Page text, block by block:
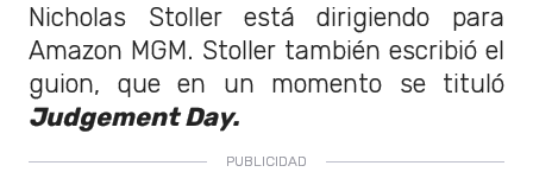
Nicholas Stoller está dirigiendo para
Amazon MGM. Stoller también escribió el
guion, que en un momento se tituló
Judgement Day.